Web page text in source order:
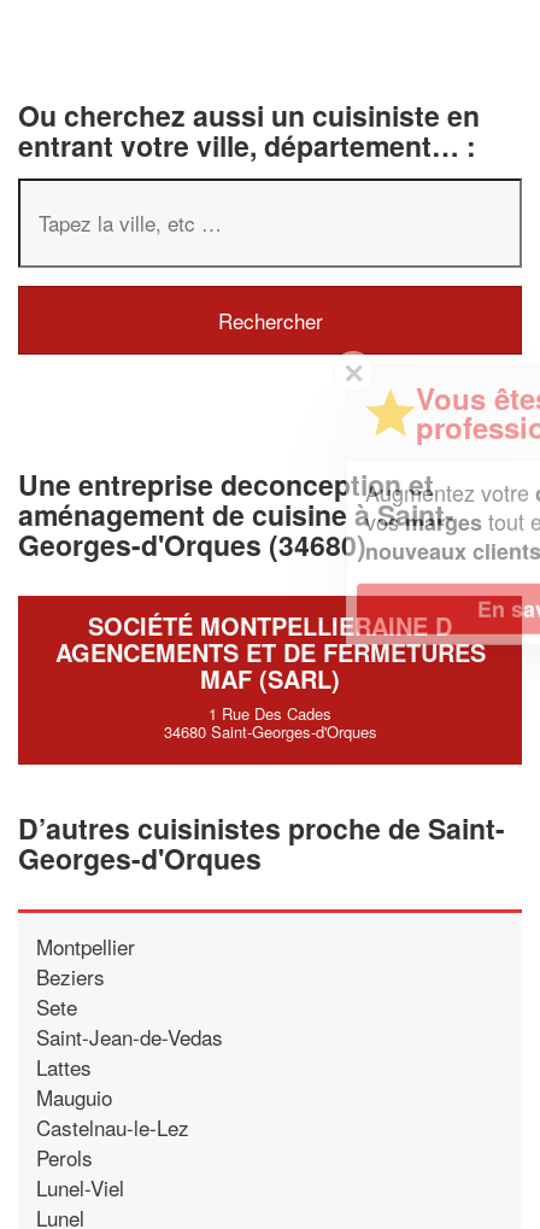
Ou cherchez aussi un cuisiniste en
entrant votre ville, département… :
Une entreprise deconception et
aménagement de cuisine à Saint-
Georges-d'Orques (34680)
SOCIÉTÉ MONTPELLIERAINE D
AGENCEMENTS ET DE FERMETURES
MAF (SARL)
1 Rue Des Cades
34680 Saint-Georges-d'Orques
D’autres cuisinistes proche de Saint-
Georges-d'Orques
Montpellier
Beziers
Sete
Saint-Jean-de-Vedas
Lattes
Mauguio
Castelnau-le-Lez
Perols
Lunel-Viel
Lunel
Vous êtes un
professionnel ?
Augmentez votrechiffre d'affaireset
vosmargestout en gagnant de
nouveaux clients!